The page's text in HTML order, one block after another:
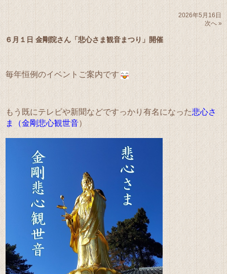
2026年5月16日
次へ »
６月１日 金剛院さん「悲心さま観音まつり」開催
毎年恒例のイベントご案内です
もう既にテレビや新聞などですっかり有名になった悲心さ
ま（金剛悲心観世音）